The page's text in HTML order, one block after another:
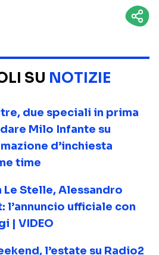
SU NOTIZIE
due speciali in prima
Milo Infante su
d’inchiesta
time
Le Stelle, Alessandro
l’annuncio ufficiale con
| VIDEO
l’estate su Radio2